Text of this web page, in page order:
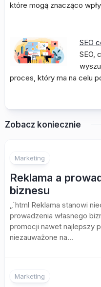
które mogą znacząco
SEO
SEO,
proces, który ma na celu
Zobacz koniecznie
Marketing
Reklama a
biznesu
„`html Reklama stanowi
prowadzenia własnego
promocji nawet najlepszy
niezauważone na...
Marketing